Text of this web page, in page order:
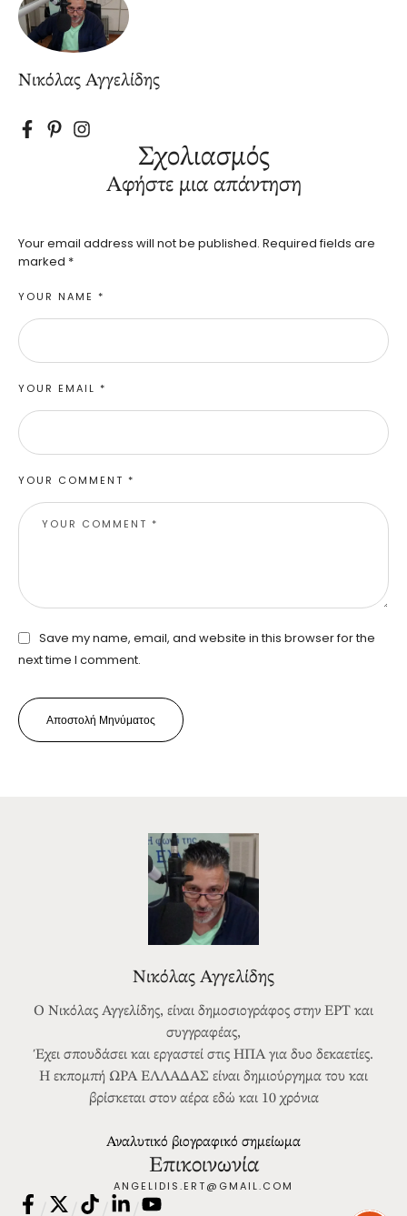
Νικόλας Αγγελίδης
Σχολιασμός
Αφήστε μια απάντηση
Your email address will not be published. Required fields are
marked *
YOUR COMMENT *
YOUR NAME *
YOUR EMAIL *
Save my name, email, and website in this browser for the
next time I comment.
Αποστολή Μηνύματος
Νικόλας Αγγελίδης
Ο Νικόλας Αγγελίδης, είναι δημοσιογράφος στην ΕΡΤ και
συγγραφέας,
Έχει σπουδάσει και εργαστεί στις ΗΠΑ για δυο δεκαετίες.
Η εκπομπή ΩΡΑ ΕΛΛΑΔΑΣ είναι δημιούργημα του και
βρίσκεται στον αέρα εδώ και 10 χρόνια
Αναλυτικό βιογραφικό σημείωμα
Επικοινωνία
ANGELIDIS.ERT@GMAIL.COM